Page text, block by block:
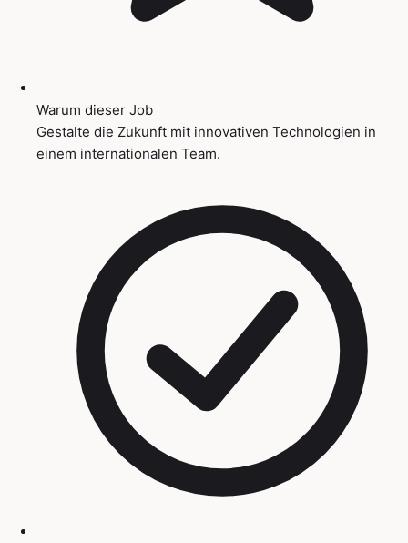
Warum dieser Job
Gestalte die Zukunft mit innovativen Technologien in
einem internationalen Team.